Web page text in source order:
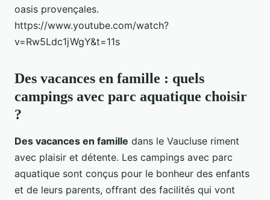
oasis provençales.
https://www.youtube.com/watch?
v=Rw5Ldc1jWgY&t=11s
Des vacances en famille : quels
campings avec parc aquatique choisir
?
Des vacances en famille dans le Vaucluse riment
avec plaisir et détente. Les campings avec parc
aquatique sont conçus pour le bonheur des enfants
et de leurs parents, offrant des facilités qui vont